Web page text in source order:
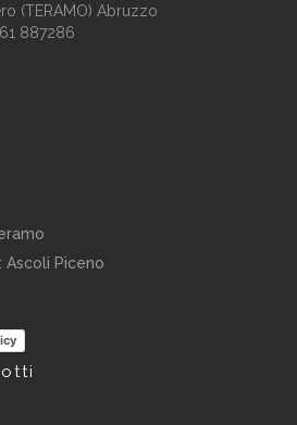
(TERAMO) Abruzzo
887286
Ascoli Piceno